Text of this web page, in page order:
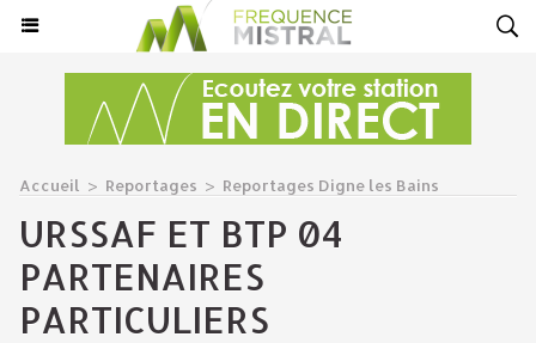
Accueil > Reportages > Reportages Digne les Bains
URSSAF ET BTP 04
PARTENAIRES
PARTICULIERS